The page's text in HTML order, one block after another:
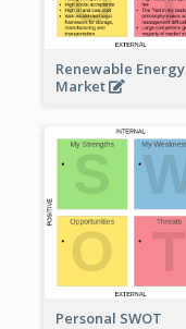
Renewable Energy
Market
Personal SWOT